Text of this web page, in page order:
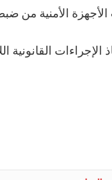
الأمنية من
الإجراءات القانونية